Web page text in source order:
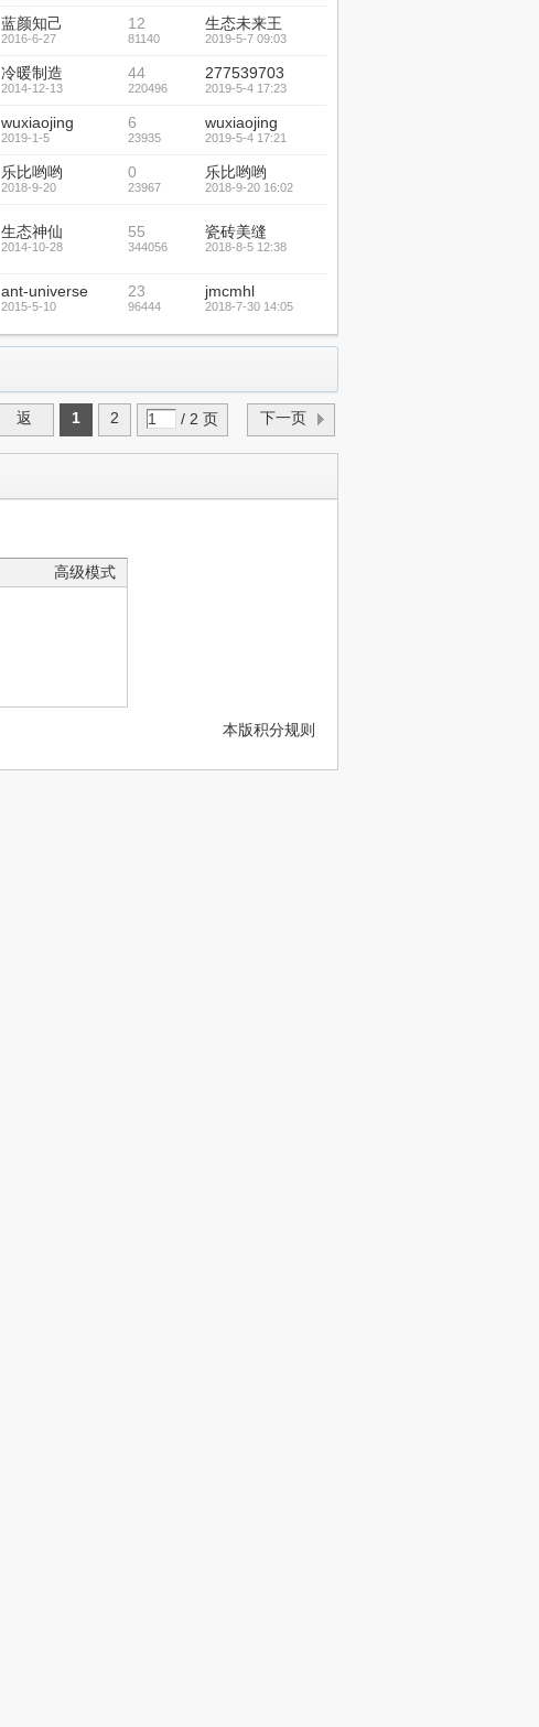
蓝颜知己
2016-6-27
12
81140
生态未来王
2019-5-7 09:03
冷暖制造
2014-12-13
44
220496
277539703
2019-5-4 17:23
wuxiaojing
2019-1-5
6
23935
wuxiaojing
2019-5-4 17:21
乐比哟哟
2018-9-20
0
23967
乐比哟哟
2018-9-20 16:02
生态神仙
2014-10-28
55
344056
瓷砖美缝
2018-8-5 12:38
ant-universe
2015-5-10
23
96444
jmcmhl
2018-7-30 14:05
1 2 / 2 页 下一页
返
高级模式
本版积分规则